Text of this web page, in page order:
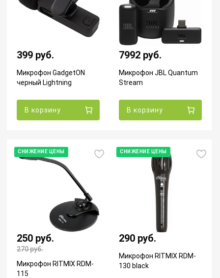
399 руб.
Микрофон GadgetON
черный Lightning
В корзину
7992 руб.
Микрофон JBL Quantum
Stream
В корзину
СНИЖЕНИЕ ЦЕНЫ
250 руб.
270руб.
Микрофон RITMIX RDM-
115
СНИЖЕНИЕ ЦЕНЫ
290 руб.
Микрофон RITMIX RDM-
130 black